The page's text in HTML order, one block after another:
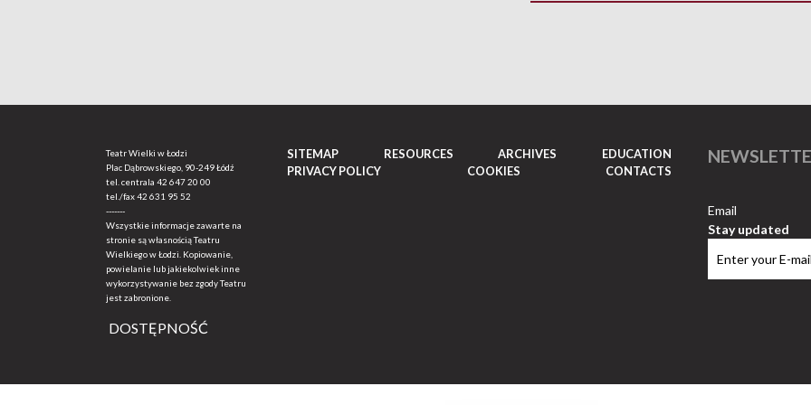
Teatr Wielki w Łodzi
Plac Dąbrowskiego, 90-249 Łódź
tel. centrala 42 647 20 00
tel./fax42 631 95 52
-------
Wszystkie informacje zawarte na
stronie są własnością Teatru
Wielkiego w Łodzi. Kopiowanie,
powielanie lub jakiekolwiek inne
wykorzystywanie bez zgody Teatru
jest zabronione.
DOSTĘPNOŚĆ
SITEMAP RESOURCES ARCHIVES
EDUCATION
PRIVACY POLICY
COOKIES CONTACTS
Email
Stay updated